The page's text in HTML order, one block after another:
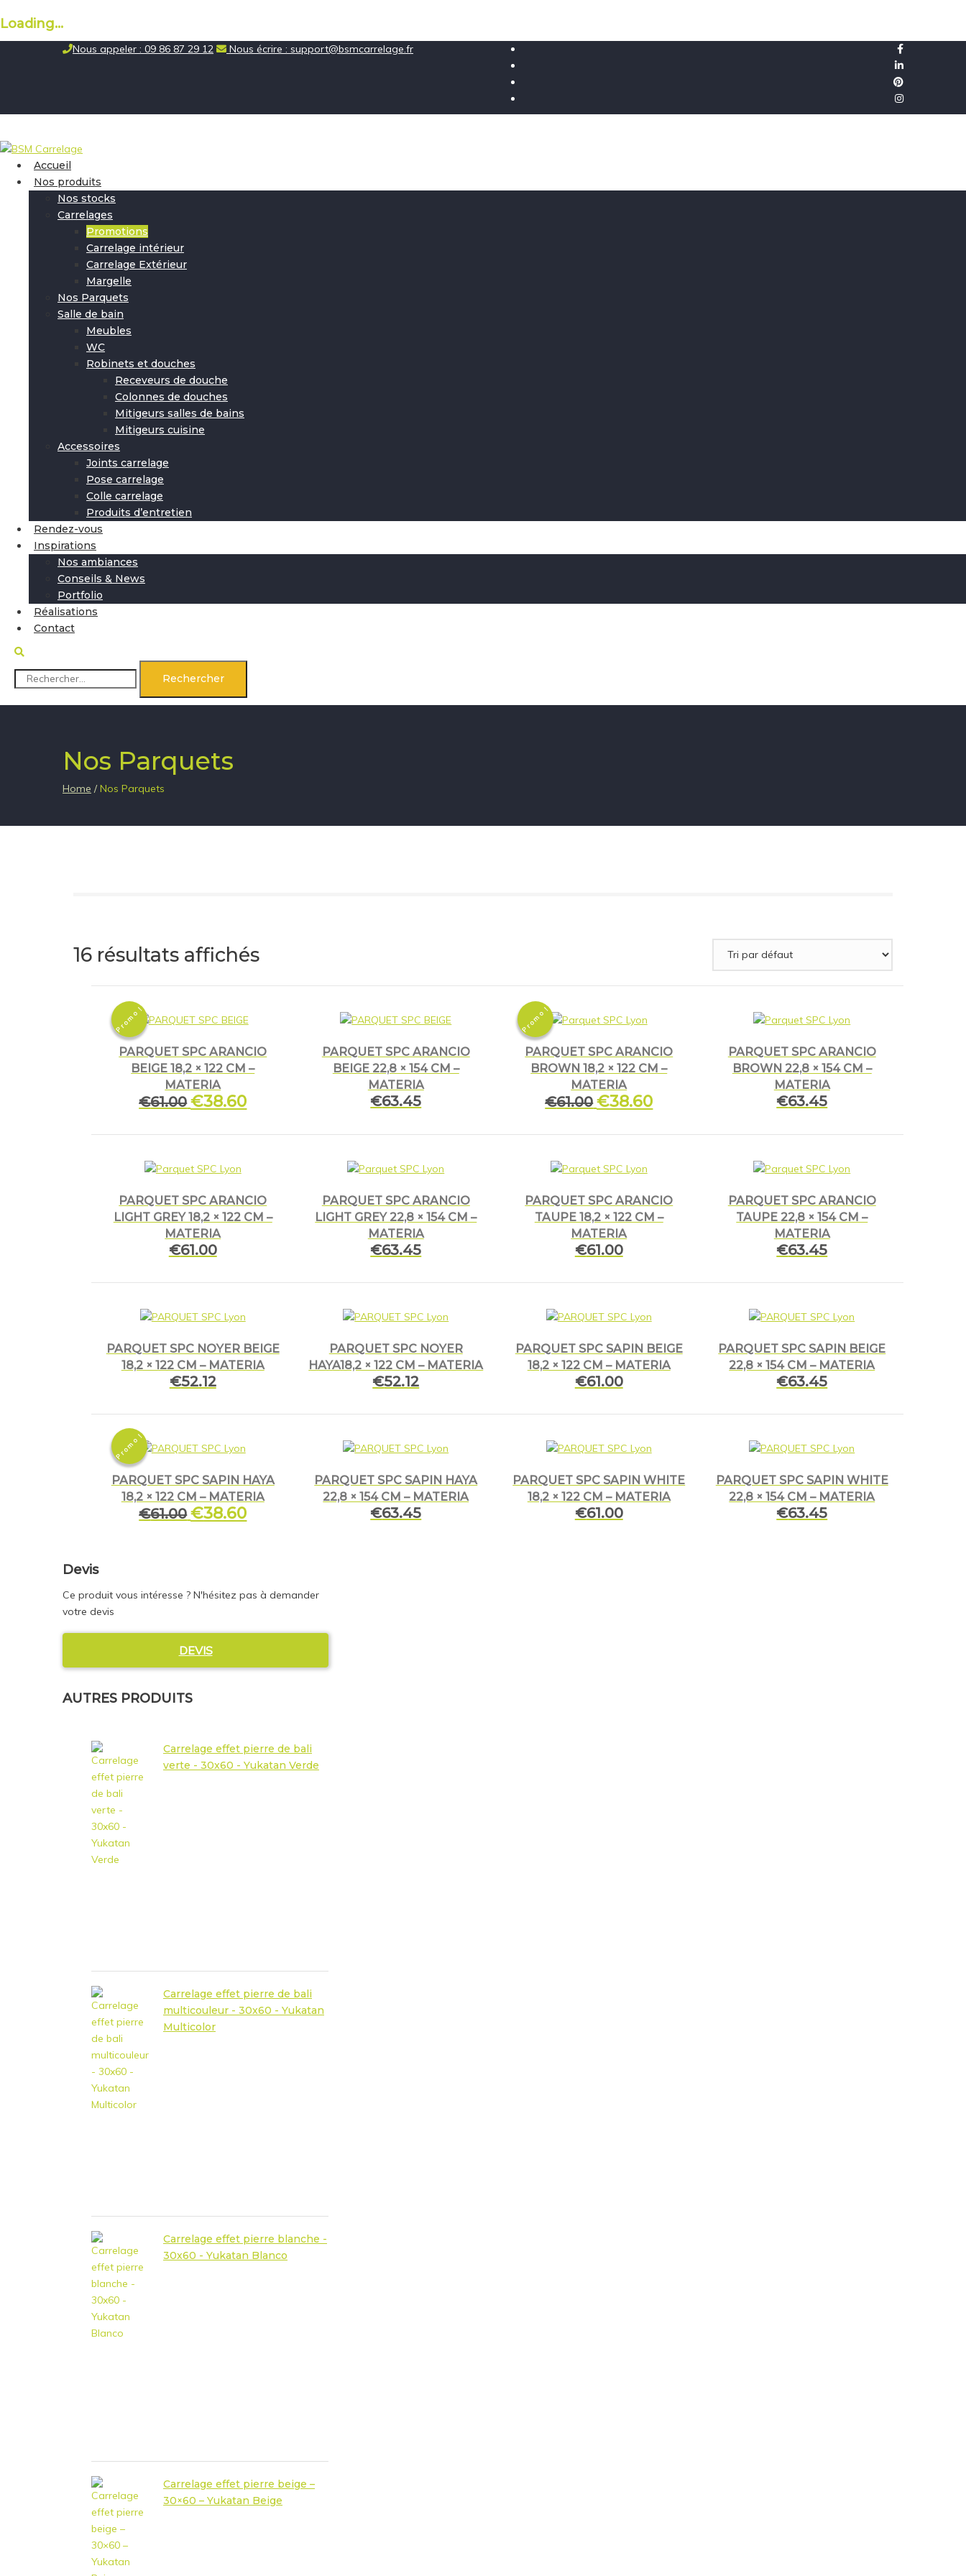
Loading...
Nous appeler : 09 86 87 29 12 Nous écrire : support@bsmcarrelage.fr
Accueil
Nos produits
Nos stocks
Carrelages
Promotions
Carrelage intérieur
Carrelage Extérieur
Margelle
Nos Parquets
Salle de bain
Meubles
WC
Robinets et douches
Receveurs de douche
Colonnes de douches
Mitigeurs salles de bains
Mitigeurs cuisine
Accessoires
Joints carrelage
Pose carrelage
Colle carrelage
Produits d’entretien
Rendez-vous
Inspirations
Nos ambiances
Conseils & News
Portfolio
Réalisations
Contact
Rechercher :
Nos Parquets
Home / Nos Parquets
16 résultats affichés
Promo !
PARQUET SPC ARANCIO
BEIGE 18,2 × 122 CM –
MATERIA
€61.00Le
initial
€61.00.
€38.60Le
actuel
PARQUET SPC ARANCIO
BEIGE 22,8 × 154 CM –
MATERIA
€63.45
Promo !
PARQUET SPC ARANCIO
BROWN 18,2 × 122 CM –
MATERIA
€61.00Le
initial
€61.00.
€38.60Le
actuel
PARQUET SPC ARANCIO
BROWN 22,8 × 154 CM –
MATERIA
€63.45
PARQUET SPC ARANCIO
LIGHT GREY 18,2 × 122 CM –
MATERIA
€61.00
PARQUET SPC ARANCIO
LIGHT GREY 22,8 × 154 CM –
MATERIA
€63.45
PARQUET SPC ARANCIO
TAUPE 18,2 × 122 CM –
MATERIA
€61.00
PARQUET SPC ARANCIO
TAUPE 22,8 × 154 CM –
MATERIA
€63.45
PARQUET SPC NOYER BEIGE
18,2 × 122 CM – MATERIA
€52.12
PARQUET SPC NOYER
HAYA18,2 × 122 CM – MATERIA
€52.12
PARQUET SPC SAPIN BEIGE
18,2 × 122 CM – MATERIA
€61.00
PARQUET SPC SAPIN BEIGE
22,8 × 154 CM – MATERIA
€63.45
Promo !
PARQUET SPC SAPIN HAYA
18,2 × 122 CM – MATERIA
€61.00Le
€38.60Le
PARQUET SPC SAPIN HAYA
22,8 × 154 CM – MATERIA
€63.45
PARQUET SPC SAPIN WHITE
18,2 × 122 CM – MATERIA
€61.00
PARQUET SPC SAPIN WHITE
22,8 × 154 CM – MATERIA
€63.45
Devis
Ce produit vous intéresse ? N'hésitez pas à demander
votre devis
DEVIS
AUTRES PRODUITS
Carrelage effet pierre de bali
verte - 30x60 - Yukatan Verde
Carrelage effet pierre de bali
multicouleur - 30x60 - Yukatan
Multicolor
Carrelage effet pierre blanche -
30x60 - Yukatan Blanco
Carrelage effet pierre beige –
30×60 – Yukatan Beige